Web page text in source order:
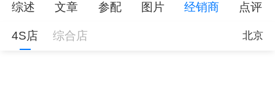
综述 文章 参配 图片 经销商 点评
4S店 综合店 北京